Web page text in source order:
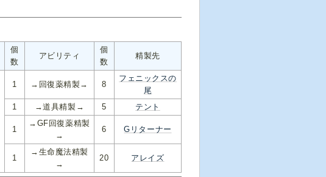
個
数
アビリティ
個
数
精製先
1 →回復薬精製→ 8
フェニックスの
尾
1
→道具精製→ 5 テント
1
→GF回復薬精製
→
6 Gリターナー
1
→生命魔法精製
→
20 アレイズ